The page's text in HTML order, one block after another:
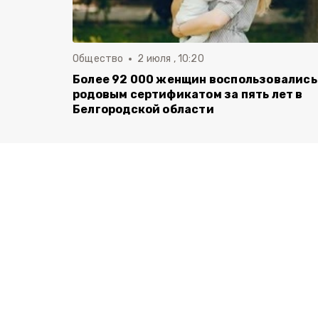
Общество 2 июля , 10:20
Более 92 000 женщин воспользовались
родовым сертификатом за пять лет в
Белгородской области